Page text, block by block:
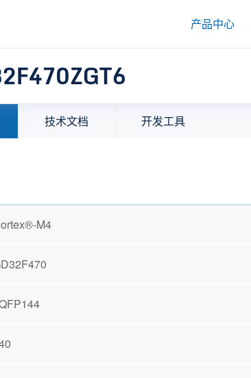
产品中心
技术文档 开发工具
32位微控制器(MCU) >MCU选择器
M4